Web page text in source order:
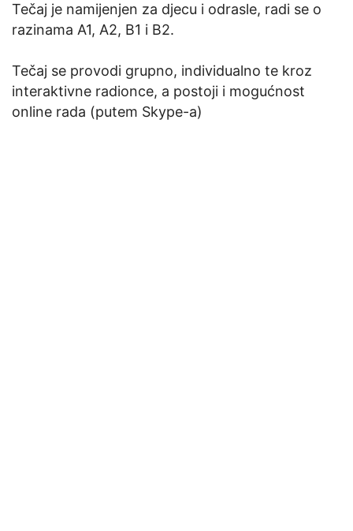
Tečaj je namijenjen za djecu i odrasle, radi se o
razinama A1, A2, B1 i B2.
Tečaj se provodi grupno, individualno te kroz
interaktivne radionce, a postoji i mogućnost
online rada (putem Skype-a)